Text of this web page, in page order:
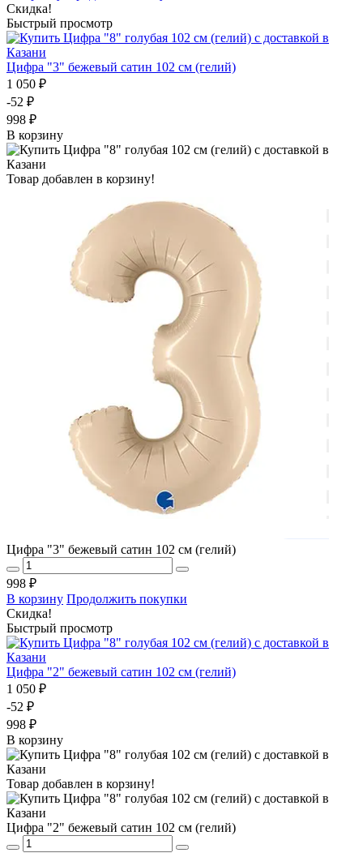
Скидка!
Быстрый просмотр
Цифра "3" бежевый сатин 102 см (гелий)
1 050 ₽
-52 ₽
998 ₽
В корзину
Товар добавлен в корзину!
Цифра "3" бежевый сатин 102 см (гелий)
998 ₽
В корзину Продолжить покупки
Скидка!
Быстрый просмотр
Цифра "2" бежевый сатин 102 см (гелий)
1 050 ₽
-52 ₽
998 ₽
В корзину
Товар добавлен в корзину!
Цифра "2" бежевый сатин 102 см (гелий)